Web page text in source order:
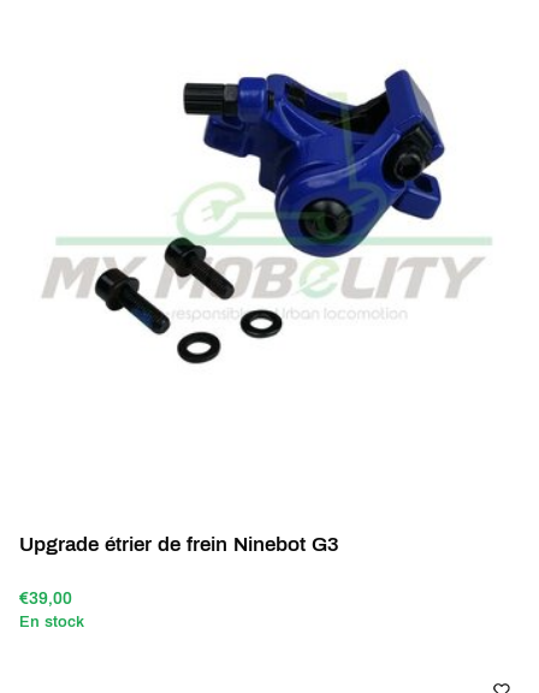
Upgrade étrier de frein Ninebot G3
€39,00
En stock